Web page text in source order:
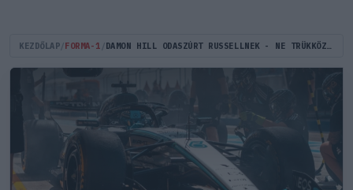
KEZDŐLAP FORMA-1 DAMON HILL ODASZÚRT RUSSELLNEK - NE TRÜKKÖZZÖN, HANEM LEGYEN GYORSABB